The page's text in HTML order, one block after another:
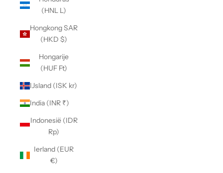
(HNL L)
Hongkong SAR
(HKD $)
Hongarije
(HUF Ft)
IJsland (ISK kr)
India (INR ₹)
Indonesië (IDR
Rp)
Ierland (EUR
€)